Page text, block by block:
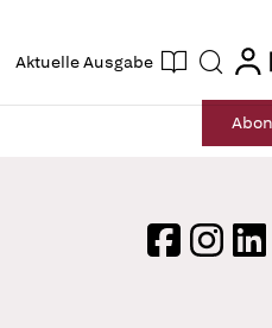
Aktuelle Ausgabe Suche
login
Abo
FacebookInstagram